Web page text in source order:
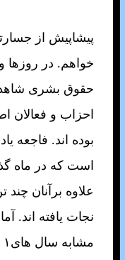
پيشاپيش از
خواهم. در روزها
حقوق بشری شاهد
احزاب و فعالان
بوده اند. فاجعه
علاوه برآنان
نجات يافته اند.